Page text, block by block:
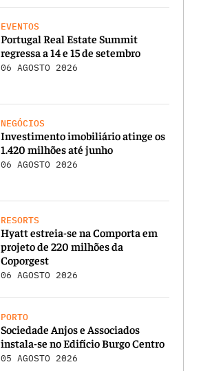
EVENTOS
Portugal Real Estate Summit
regressa a 14 e 15 de setembro
06 AGOSTO 2026
NEGÓCIOS
Investimento imobiliário atinge os
1.420 milhões até junho
06 AGOSTO 2026
RESORTS
Hyatt estreia-se na Comporta em
projeto de 220 milhões da
Coporgest
06 AGOSTO 2026
PORTO
Sociedade Anjos e Associados
instala-se no Edifício Burgo Centro
05 AGOSTO 2026